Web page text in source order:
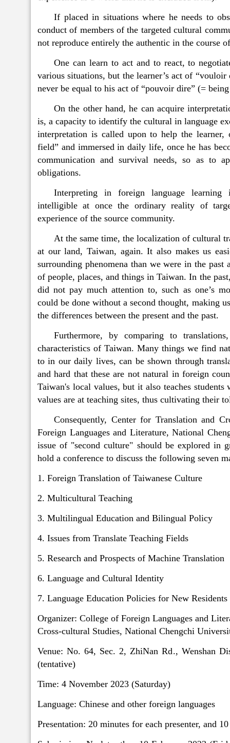
If placed in situations where he needs to
conduct of members of the targeted cultural
not reproduce entirely the authentic in the course
One can learn to act and to react, to
various situations, but the learner’s act of
never be equal to his act of “pouvoir dire” (=
On the other hand, he can acquire
is, a capacity to identify the cultural in language
interpretation is called upon to help the learner,
field” and immersed in daily life, once he has
communication and survival needs, so as to
obligations.
Interpreting in foreign language
intelligible at once the ordinary reality of
experience of the source community.
At the same time, the localization of cultural
at our land, Taiwan, again. It also makes us
surrounding phenomena than we were in the past
of people, places, and things in Taiwan. In the
did not pay much attention to, such as one’s
could be done without a second thought, making
the differences between the present and the past.
Furthermore, by comparing to
characteristics of Taiwan. Many things we find
to in our daily lives, can be shown through
and hard that these are not natural in foreign
Taiwan's local values, but it also teaches
values are at teaching sites, thus cultivating their
Consequently, Center for Translation and
Foreign Languages and Literature, National
issue of "second culture" should be explored in
hold a conference to discuss the following seven
1. Foreign Translation of Taiwanese Culture
2. Multicultural Teaching
3. Multilingual Education and Bilingual Policy
4. Issues from Translate Teaching Fields
5. Research and Prospects of Machine Translation
6. Language and Cultural Identity
7. Language Education Policies for New Residents
Organizer: College of Foreign Languages and
Cross-cultural Studies, National Chengchi
Venue: No. 64, Sec. 2, ZhiNan Rd., Wenshan
(tentative)
Time: 4 November 2023 (Saturday)
Language: Chinese and other foreign languages
Presentation: 20 minutes for each presenter, and